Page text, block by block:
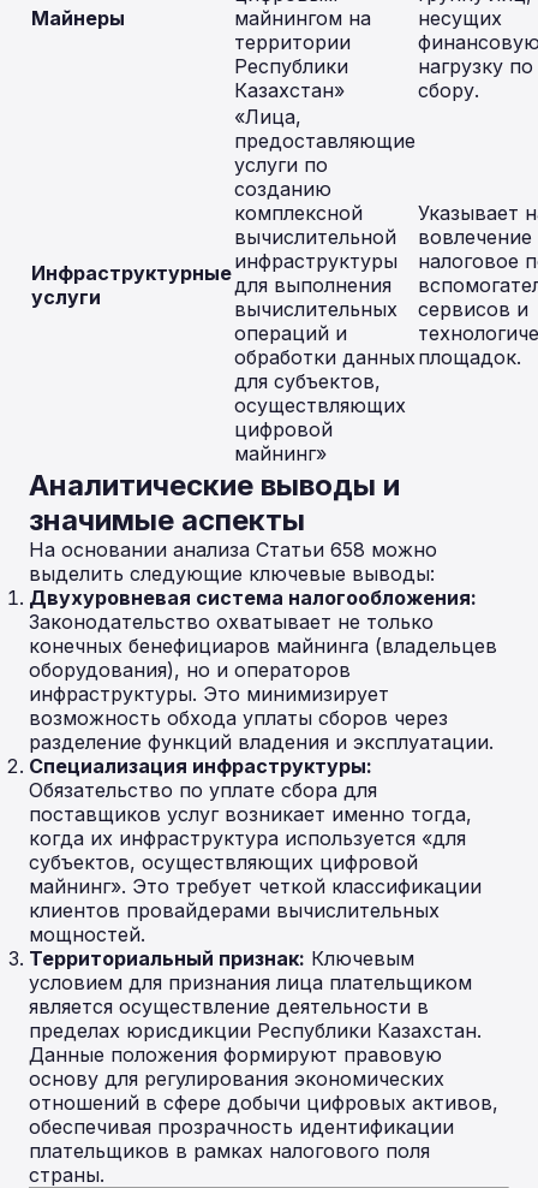
Майнеры
майнингом на
территории
Республики
Казахстан»
несущих
нагрузку по
сбору.
Инфраструктурные
услуги
«Лица,
предоставляющие
услуги по
созданию
комплексной
вычислительной
инфраструктуры
для выполнения
вычислительных
операций и
обработки данных
для субъектов,
осуществляющих
цифровой
майнинг»
Указывает
вовлечение
налоговое
сервисов и
площадок.
Аналитические выводы и
значимые аспекты
На основании анализа Статьи 658 можно
выделить следующие ключевые выводы:
Двухуровневая система налогообложения:
Законодательство охватывает не только
конечных бенефициаров майнинга (владельцев
оборудования), но и операторов
инфраструктуры. Это минимизирует
возможность обхода уплаты сборов через
разделение функций владения и эксплуатации.
Специализация инфраструктуры:
Обязательство по уплате сбора для
поставщиков услуг возникает именно тогда,
когда их инфраструктура используется «для
субъектов, осуществляющих цифровой
майнинг». Это требует четкой классификации
клиентов провайдерами вычислительных
мощностей.
Территориальный признак: Ключевым
условием для признания лица плательщиком
является осуществление деятельности в
пределах юрисдикции Республики Казахстан.
Данные положения формируют правовую
основу для регулирования экономических
отношений в сфере добычи цифровых активов,
обеспечивая прозрачность идентификации
плательщиков в рамках налогового поля
страны.